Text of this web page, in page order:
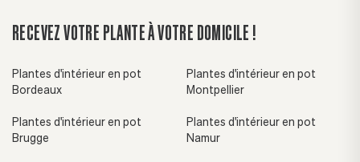
RECEVEZ VOTRE PLANTE À VOTRE DOMICILE !
Plantes d'intérieur en pot
Bordeaux
Plantes d'intérieur en pot
Brugge
Plantes d'intérieur en pot
Montpellier
Plantes d'intérieur en pot
Namur